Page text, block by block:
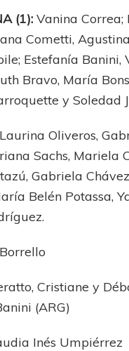
(1): Vanina Correa;
Cometti,
Estefanía Banini,
Bravo, María
y Soledad
Oliveros,
Sachs, Mariela
Gabriela
Belén Potassa,
Cristiane y
(ARG)
Inés Umpiérrez